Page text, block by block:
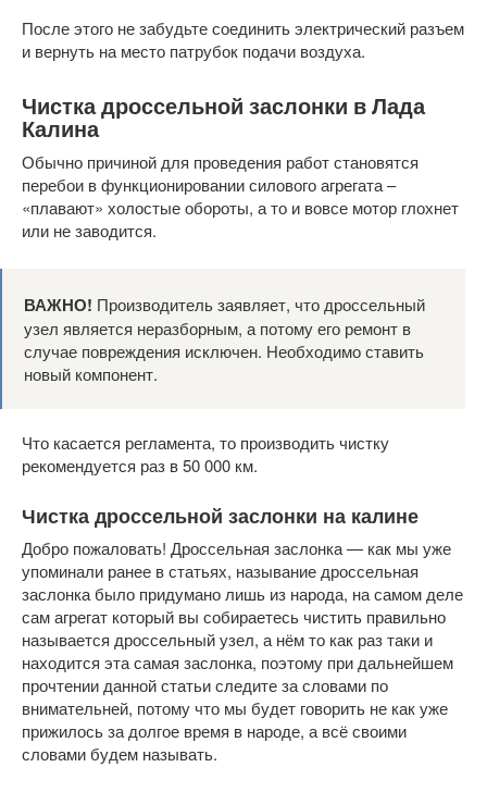
После этого не забудьте соединить электрический разъем
и вернуть на место патрубок подачи воздуха.
Чистка дроссельной заслонки в Лада
Калина
Обычно причиной для проведения работ становятся
перебои в функционировании силового агрегата –
«плавают» холостые обороты, а то и вовсе мотор глохнет
или не заводится.
ВАЖНО! Производитель заявляет, что дроссельный
узел является неразборным, а потому его ремонт в
случае повреждения исключен. Необходимо ставить
новый компонент.
Что касается регламента, то производить чистку
рекомендуется раз в 50 000 км.
Чистка дроссельной заслонки на калине
Добро пожаловать! Дроссельная заслонка — как мы уже
упоминали ранее в статьях, называние дроссельная
заслонка было придумано лишь из народа, на самом деле
сам агрегат который вы собираетесь чистить правильно
называется дроссельный узел, а нём то как раз таки и
находится эта самая заслонка, поэтому при дальнейшем
прочтении данной статьи следите за словами по
внимательней, потому что мы будет говорить не как уже
прижилось за долгое время в народе, а всё своими
словами будем называть.